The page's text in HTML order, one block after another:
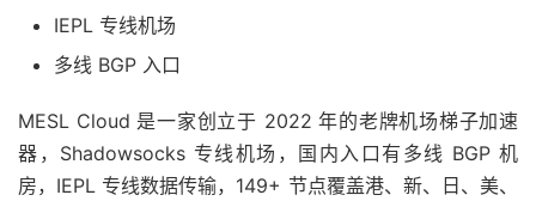
IEPL 专线机场
多线 BGP 入口
MESL Cloud 是一家创立于 2022 年的老牌机场梯子加速
器，Shadowsocks 专线机场，国内入口有多线 BGP 机
房，IEPL 专线数据传输，149+ 节点覆盖港、新、日、美、